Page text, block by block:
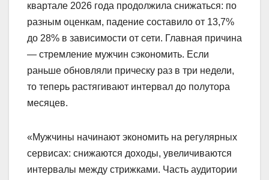
квартале 2026 года продолжила снижаться: по
разным оценкам, падение составило от 13,7%
до 28% в зависимости от сети. Главная причина
— стремление мужчин сэкономить. Если
раньше обновляли прическу раз в три недели,
то теперь растягивают интервал до полутора
месяцев.
«Мужчины начинают экономить на регулярных
сервисах: снижаются доходы, увеличиваются
интервалы между стрижками. Часть аудитории